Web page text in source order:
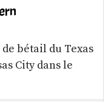
bétail du Texas
City dans le